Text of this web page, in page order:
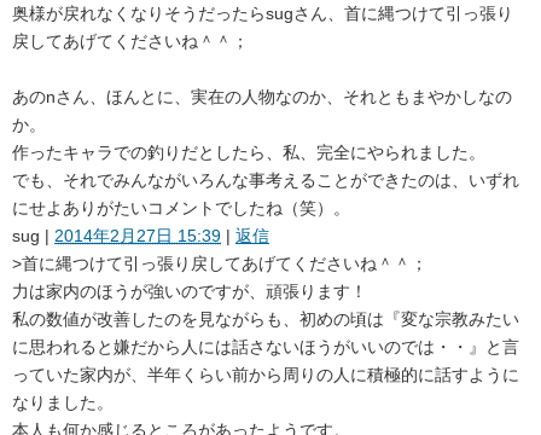
奥様が戻れなくなりそうだったらsugさん、首に縄つけて引っ張り
戻してあげてくださいね＾＾；
あのnさん、ほんとに、実在の人物なのか、それともまやかしなの
か。
作ったキャラでの釣りだとしたら、私、完全にやられました。
でも、それでみんながいろんな事考えることができたのは、いずれ
にせよありがたいコメントでしたね（笑）。
sug | 2014年2月27日 15:39 | 返信
>首に縄つけて引っ張り戻してあげてくださいね＾＾；
力は家内のほうが強いのですが、頑張ります！
私の数値が改善したのを見ながらも、初めの頃は『変な宗教みたい
に思われると嫌だから人には話さないほうがいいのでは・・』と言
っていた家内が、半年くらい前から周りの人に積極的に話すように
なりました。
本人も何か感じるところがあったようです。